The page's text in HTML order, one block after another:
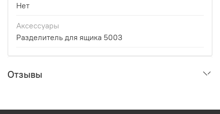
Нет
Аксессуары
Разделитель для ящика 5003
Отзывы